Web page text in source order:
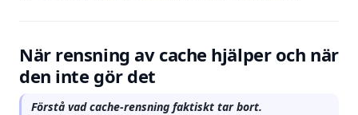
När rensning av cache hjälper och när
den inte gör det
Förstå vad cache-rensning faktiskt tar bort.